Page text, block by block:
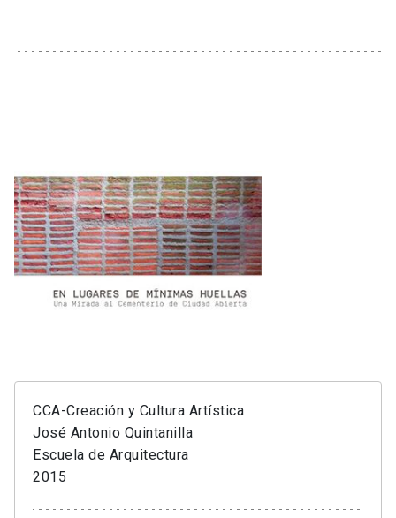
CCA-Creación y Cultura Artística
José Antonio Quintanilla
Escuela de Arquitectura
2015